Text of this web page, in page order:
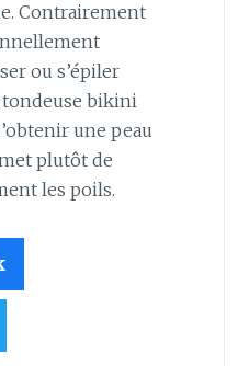
Contrairement
ou s’épiler
bikini
une peau
plutôt de
les poils.